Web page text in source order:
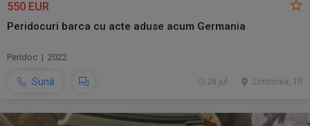
550 EUR
Peridocuri barca cu acte aduse acum Germania
Peridoc | 2022
Sună Zimnicea, TR
28 jul.